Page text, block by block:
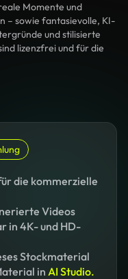
Momente und
– sowie fantasievolle, KI-
und stilisierte
lizenzfrei und für die
die kommerzielle
Videos
in 4K- und HD-
Stockmaterial
in AI Studio.